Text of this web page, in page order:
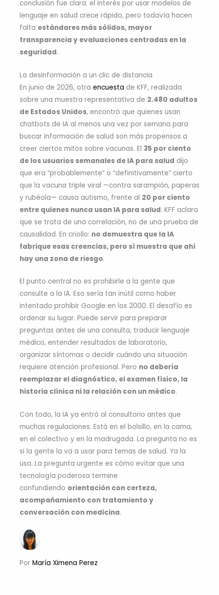
conclusión fue clara: el interés por usar modelos de
lenguaje en salud crece rápido, pero todavía hacen
falta estándares más sólidos, mayor
transparencia y evaluaciones centradas en la
seguridad.
La desinformación a un clic de distancia
En junio de 2026, otra encuesta de KFF, realizada
sobre una muestra representativa de 2.480 adultos
de Estados Unidos, encontró que quienes usan
chatbots de IA al menos una vez por semana para
buscar información de salud son más propensos a
creer ciertos mitos sobre vacunas. El 35 por ciento
de los usuarios semanales de IA para salud dijo
que era “probablemente” o “definitivamente” cierto
que la vacuna triple viral —contra sarampión, paperas
y rubéola— causa autismo, frente al 20 por ciento
entre quienes nunca usan IA para salud. KFF aclara
que se trata de una correlación, no de una prueba de
causalidad. En criollo: no demuestra que la IA
fabrique esas creencias, pero sí muestra que ahí
hay una zona de riesgo.
El punto central no es prohibirle a la gente que
consulte a la IA. Eso sería tan inútil como haber
intentado prohibir Google en los 2000. El desafío es
ordenar su lugar. Puede servir para preparar
preguntas antes de una consulta, traducir lenguaje
médico, entender resultados de laboratorio,
organizar síntomas o decidir cuándo una situación
requiere atención profesional. Pero no debería
reemplazar el diagnóstico, el examen físico, la
historia clínica ni la relación con un médico.
Con todo, la IA ya entró al consultorio antes que
muchas regulaciones. Está en el bolsillo, en la cama,
en el colectivo y en la madrugada. La pregunta no es
si la gente la va a usar para temas de salud. Ya la
usa. La pregunta urgente es cómo evitar que una
tecnología poderosa termine
confundiendo orientación con certeza,
acompañamiento con tratamiento y
conversación con medicina.
Por María Ximena Perez